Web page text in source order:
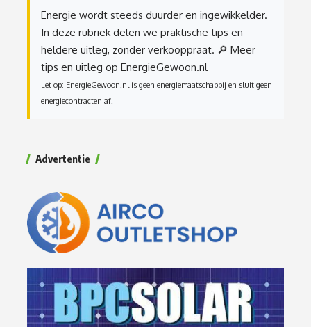
Energie wordt steeds duurder en ingewikkelder.
In deze rubriek delen we praktische tips en
heldere uitleg, zonder verkooppraat. 🔎 Meer
tips en uitleg op EnergieGewoon.nl
Let op: EnergieGewoon.nl is geen energiemaatschappij en sluit geen
energiecontracten af.
Advertentie